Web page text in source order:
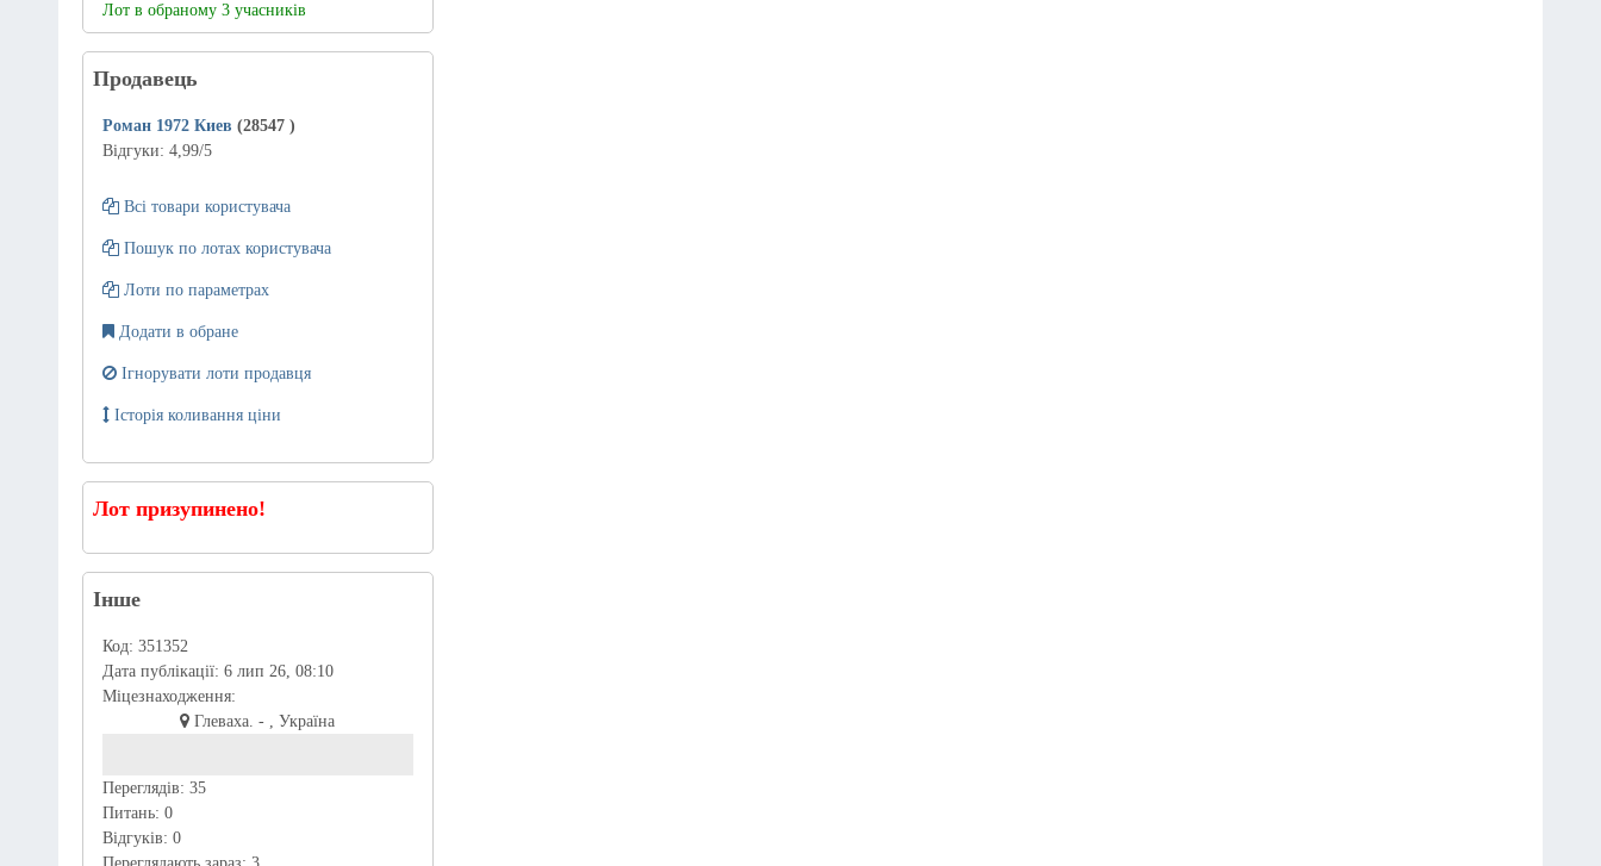
Лот в обраному 3 учасників
Продавець
Роман 1972 Киев (28547 )
Відгуки: 4,99/5
Всі товари користувача
Пошук по лотах користувача
Лоти по параметрах
Додати в обране
Ігнорувати лоти продавця
Історія коливання ціни
Лот призупинено!
Інше
Код: 351352
Дата публікації: 6 лип 26, 08:10
Міцезнаходження:
Глеваха. - , Україна
Переглядів: 35
Питань: 0
Відгуків: 0